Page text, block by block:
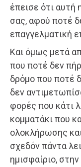
έπεισε ότι αυτή
σας, αφού ποτέ
επαγγελματική
Και όμως μετά
που ποτέ δεν
δρόμο που ποτέ
δεν
φορές που κάτι
κομματάκι που
ολοκλήρωσης
σχεδόν πάντα
ημισφαίριο,